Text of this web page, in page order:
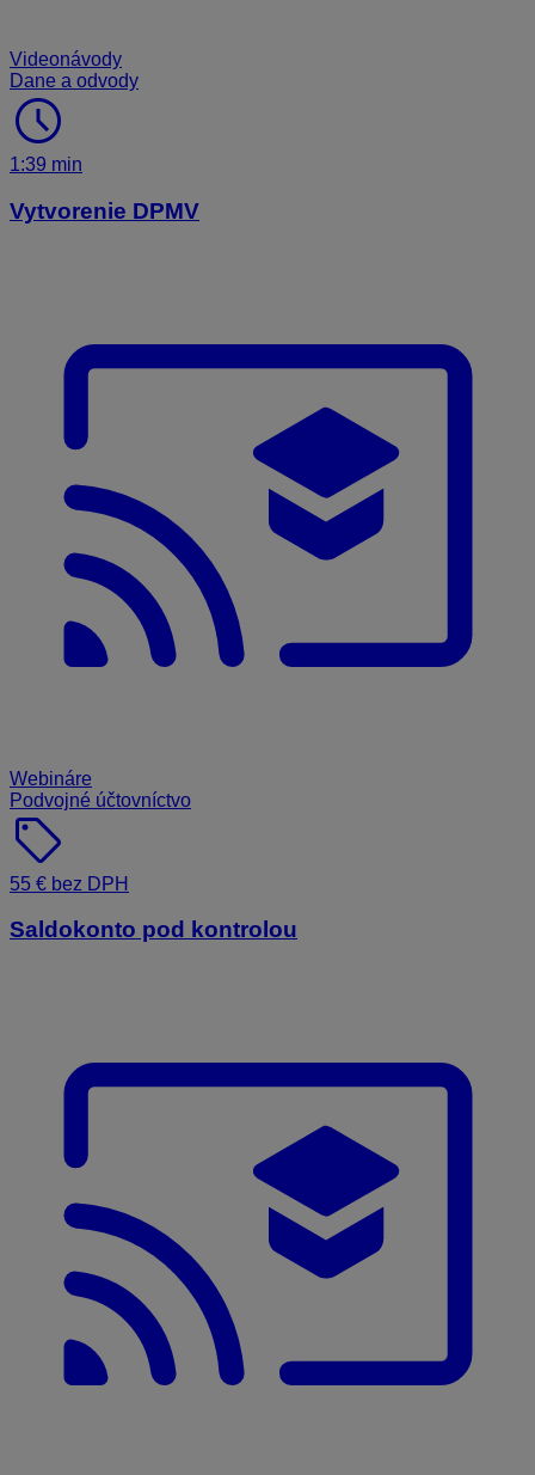
Videonávody
Dane a odvody
schedule
1:39 min
Vytvorenie DPMV
Webináre
Podvojné účtovníctvo
sell
55 € bez DPH
Saldokonto pod kontrolou